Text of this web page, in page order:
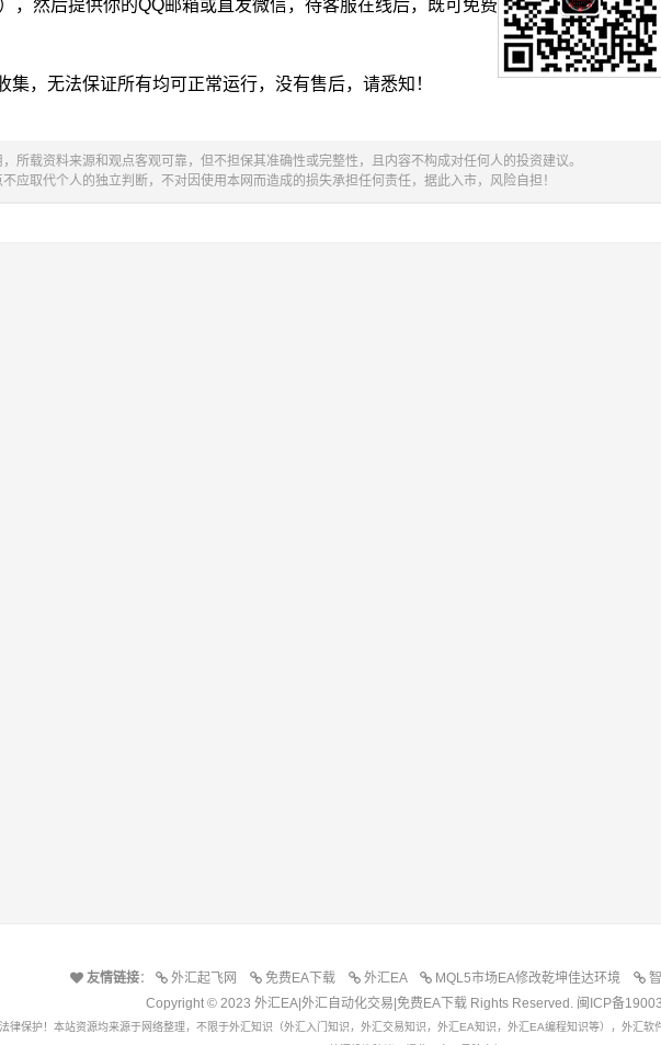
），然后提供你的QQ邮箱或直发微信，待客服在线后，既可免费
集，无法保证所有均可正常运行，没有售后，请悉知！
所载资料来源和观点客观可靠，但不担保其准确性或完整性，且内容不构成对任何人的投资建议。
应取代个人的独立判断，不对因使用本网而造成的损失承担任何责任，据此入市，风险自担！
友情链接： 外汇起飞网 免费EA下载 外汇EA MQL5市场EA修改乾坤佳达环境
Copyright © 2023 外汇EA|外汇自动化交易|免费EA下载 Rights Reserved. 闽ICP备
律保护！本站资源均来源于网络整理，不限于外汇知识（外汇入门知识，外汇交易知识，外汇EA知识，外汇EA编程知识等），外汇